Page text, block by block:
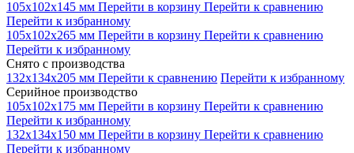
105x102x145 мм Перейти в корзину Перейти к сравнению
Перейти к избранному
105x102x265 мм Перейти в корзину Перейти к сравнению
Перейти к избранному
Снято с производства
132x134x205 мм Перейти к сравнению Перейти к избранному
Серийное производство
105x102x175 мм Перейти в корзину Перейти к сравнению
Перейти к избранному
132x134x150 мм Перейти в корзину Перейти к сравнению
Перейти к избранному